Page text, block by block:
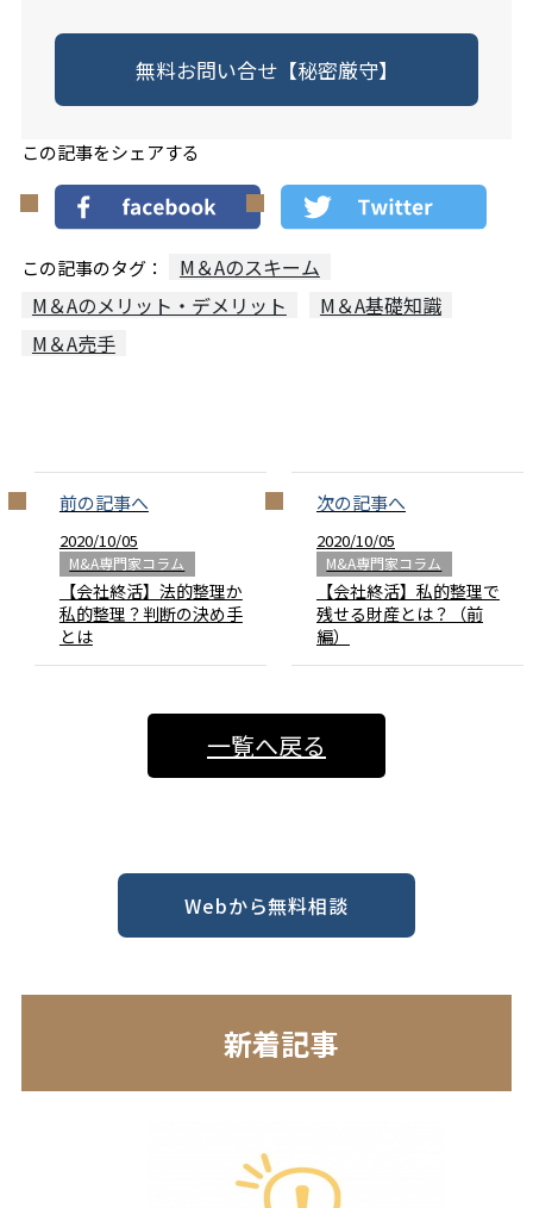
無料お問い合せ【秘密厳守】
この記事をシェアする
この記事のタグ：
M＆Aのスキーム
M＆Aのメリット・デメリット
M＆A基礎知識
M＆A売手
前の記事へ
2020/10/05
M&A専門家コラム
【会社終活】法的整理か
私的整理？判断の決め手
とは
次の記事へ
2020/10/05
M&A専門家コラム
【会社終活】私的整理で
残せる財産とは？（前
編）
一覧へ戻る
Webから無料相談
新着記事